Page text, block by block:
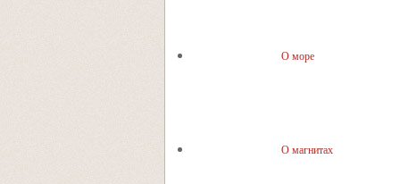
О море
О магнитах